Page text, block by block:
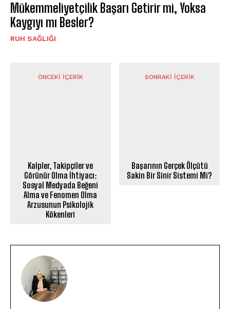
Mükemmeliyetçilik Başarı Getirir mi, Yoksa
Kaygıyı mı Besler?
⁠RUH SAĞLIĞI
ÖNCEKI İÇERIK
Kalpler, Takipçiler ve
Görünür Olma İhtiyacı:
Sosyal Medyada Beğeni
Alma ve Fenomen Olma
Arzusunun Psikolojik
Kökenleri
SONRAKI İÇERIK
Başarının Gerçek Ölçütü
Sakin Bir Sinir Sistemi Mi?